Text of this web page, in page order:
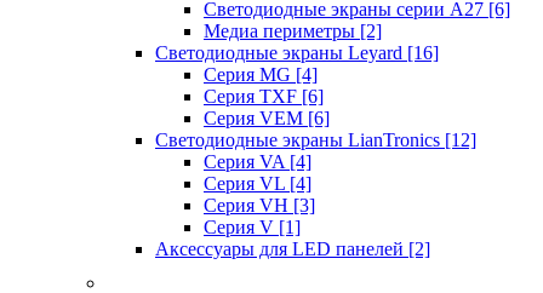
Светодиодные экраны серии А27 [6]
Медиа периметры [2]
Светодиодные экраны Leyard [16]
Серия MG [4]
Серия TXF [6]
Серия VEM [6]
Светодиодные экраны LianTronics [12]
Серия VA [4]
Серия VL [4]
Серия VH [3]
Серия V [1]
Аксессуары для LED панелей [2]